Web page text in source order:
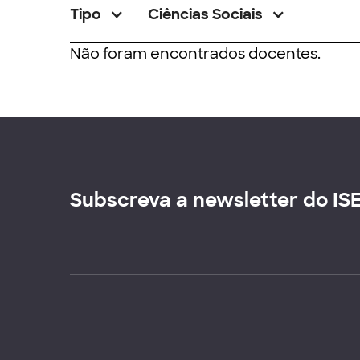
Tipo Ciências Sociais
Não foram encontrados docentes.
Subscreva a newsletter do